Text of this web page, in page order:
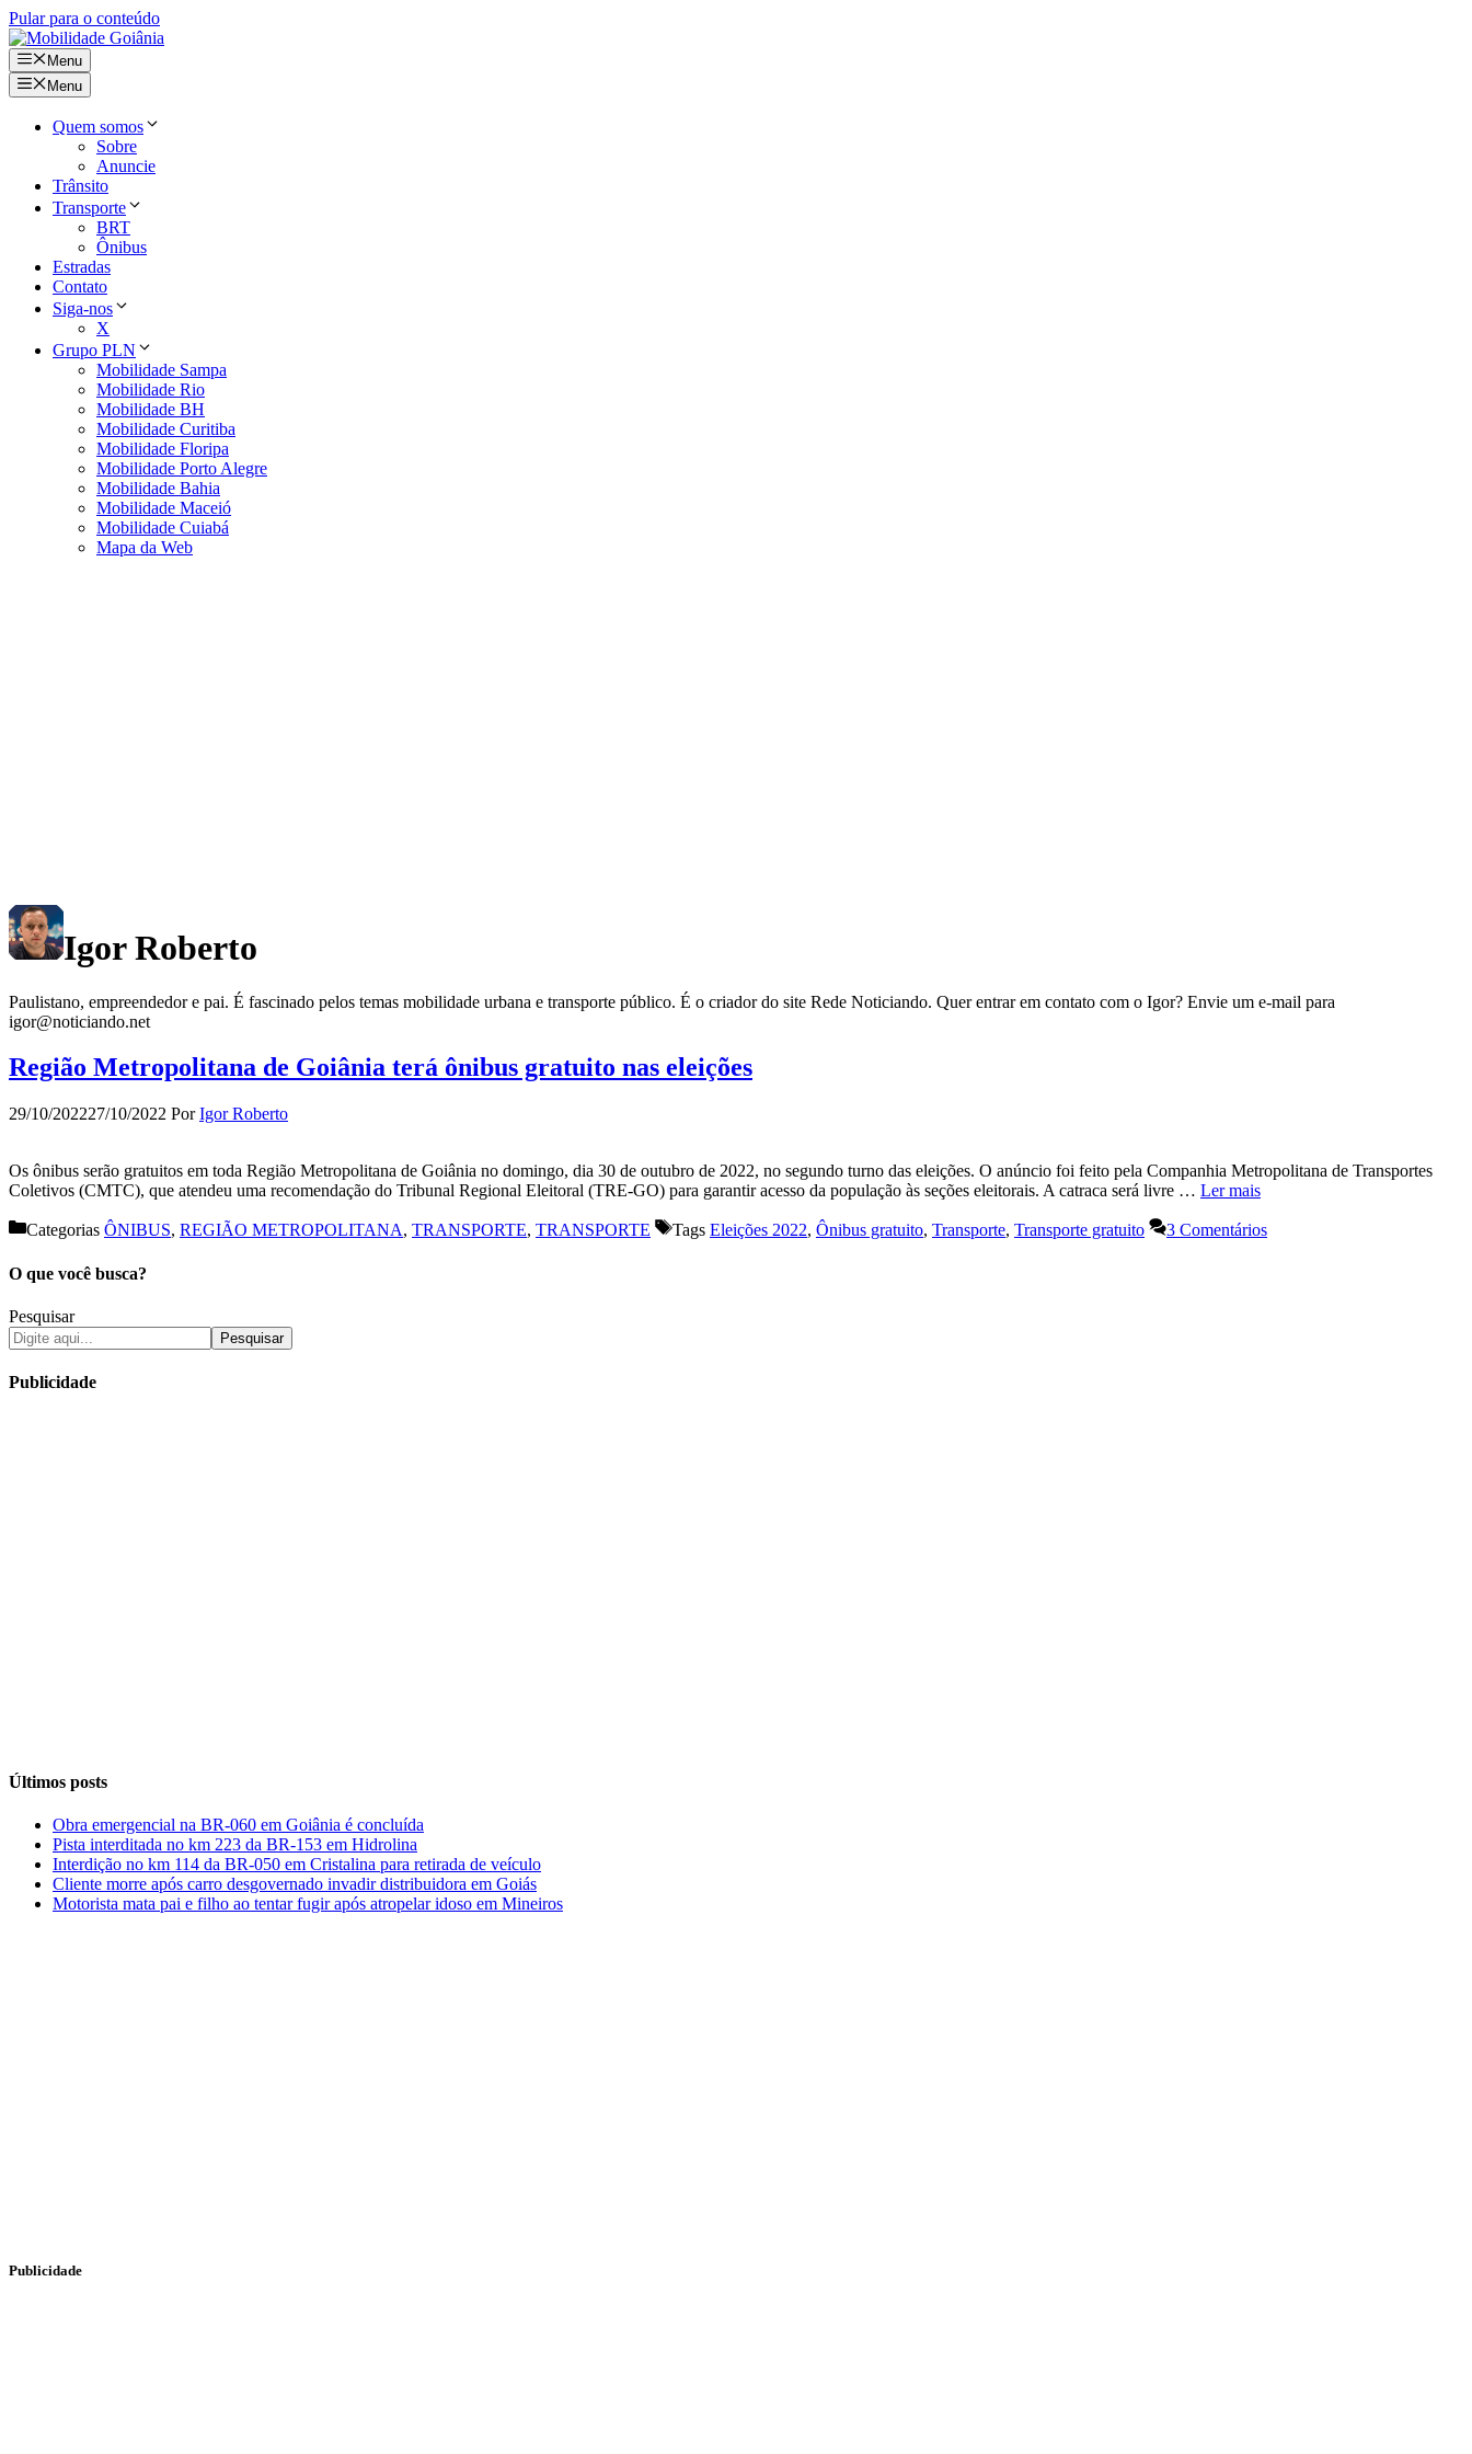
Pular para o conteúdo
Menu
Menu
Quem somos
Sobre
Anuncie
Trânsito
Transporte
BRT
Ônibus
Estradas
Contato
Siga-nos
X
Grupo PLN
Mobilidade Sampa
Mobilidade Rio
Mobilidade BH
Mobilidade Curitiba
Mobilidade Floripa
Mobilidade Porto Alegre
Mobilidade Bahia
Mobilidade Maceió
Mobilidade Cuiabá
Mapa da Web
Igor Roberto
Paulistano, empreendedor e pai. É fascinado pelos temas mobilidade urbana e transporte público. É o criador do site Rede Noticiando. Quer entrar em contato com o Igor? Envie um e-mail para
igor@noticiando.net
Região Metropolitana de Goiânia terá ônibus gratuito nas eleições
29/10/202227/10/2022 PorIgor Roberto
Os ônibus serão gratuitos em toda Região Metropolitana de Goiânia no domingo, dia 30 de outubro de 2022, no segundo turno das eleições. O anúncio foi feito pela Companhia Metropolitana de Transportes
Coletivos (CMTC), que atendeu uma recomendação do Tribunal Regional Eleitoral (TRE-GO) para garantir acesso da população às seções eleitorais. A catraca será livre … Ler mais
Categorias ÔNIBUS, REGIÃO METROPOLITANA, TRANSPORTE, TRANSPORTE Tags Eleições 2022, Ônibus gratuito, Transporte, Transporte gratuito 3 Comentários
O que você busca?
Pesquisar
Pesquisar
Publicidade
Últimos posts
Obra emergencial na BR-060 em Goiânia é concluída
Pista interditada no km 223 da BR-153 em Hidrolina
Interdição no km 114 da BR-050 em Cristalina para retirada de veículo
Cliente morre após carro desgovernado invadir distribuidora em Goiás
Motorista mata pai e filho ao tentar fugir após atropelar idoso em Mineiros
Publicidade